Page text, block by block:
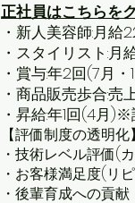
正社員はこちらを
・新人美容師:月給
・スタイリスト:
・賞与:年2回(7月
・商品販売歩合:売
・昇給:年1回(4月
【評価制度の透明化】
・技術レベル評価(
・お客様満足度(リ
・後輩育成への貢献